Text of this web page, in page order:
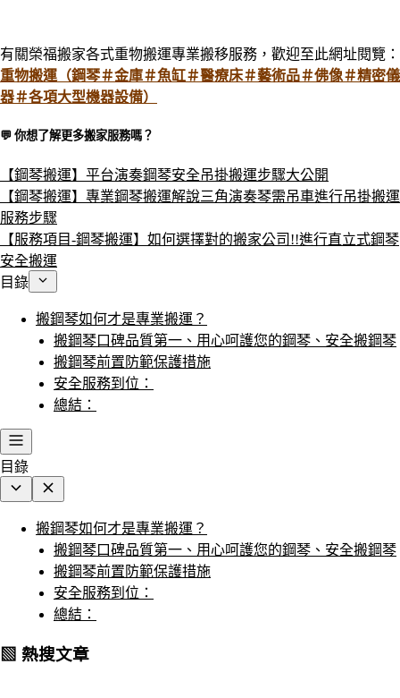
有關榮福搬家各式重物搬運專業搬移服務，歡迎至此網址閱覽：
重物搬運（鋼琴＃金庫＃魚缸＃醫療床＃藝術品＃佛像＃精密儀
器＃各項大型機器設備）
💬 你想了解更多搬家服務嗎？​
【鋼琴搬運】平台演奏鋼琴安全吊掛搬運步驟大公開
【鋼琴搬運】專業鋼琴搬運解說三角演奏琴需吊車進行吊掛搬運
服務步驟
【服務項目-鋼琴搬運】如何選擇對的搬家公司!!進行直立式鋼琴
安全搬運
目錄
搬鋼琴如何才是專業搬運？
搬鋼琴口碑品質第一、用心呵護您的鋼琴、安全搬鋼琴
搬鋼琴前置防範保護措施
安全服務到位：
總結：
目錄
搬鋼琴如何才是專業搬運？
搬鋼琴口碑品質第一、用心呵護您的鋼琴、安全搬鋼琴
搬鋼琴前置防範保護措施
安全服務到位：
總結：
▧ 熱搜文章